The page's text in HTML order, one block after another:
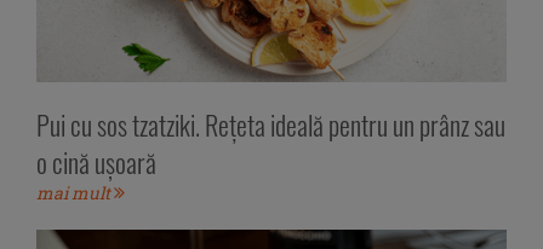
Pui cu sos tzatziki. Rețeta ideală pentru un prânz sau
o cină ușoară
mai mult